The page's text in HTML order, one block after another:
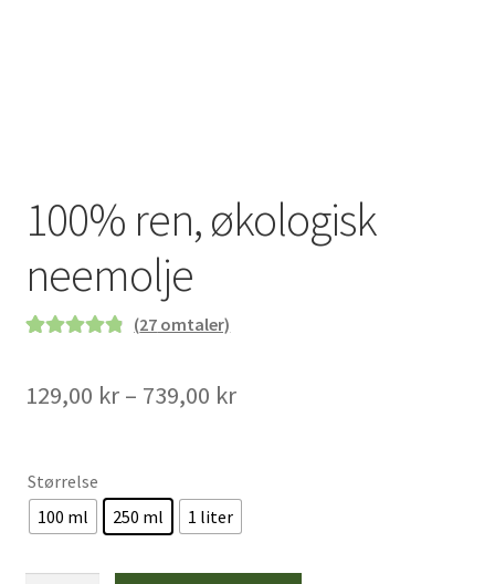
100% ren, økologisk
neemolje
kundevurderi
(27 omtaler)
129,00 kr – 739,00 krPrisområde:
Størrelse
100 ml
250 ml 1 liter